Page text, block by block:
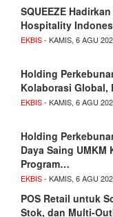
SQUEEZE
Hospitality
EKBIS- KAMIS, 6 AGU
Holding
Kolaborasi Global,
EKBIS- KAMIS, 6 AGU
Holding
Daya Saing UMKM
Program…
EKBIS- KAMIS, 6 AGU
POS Retail untuk
Stok, dan Multi-